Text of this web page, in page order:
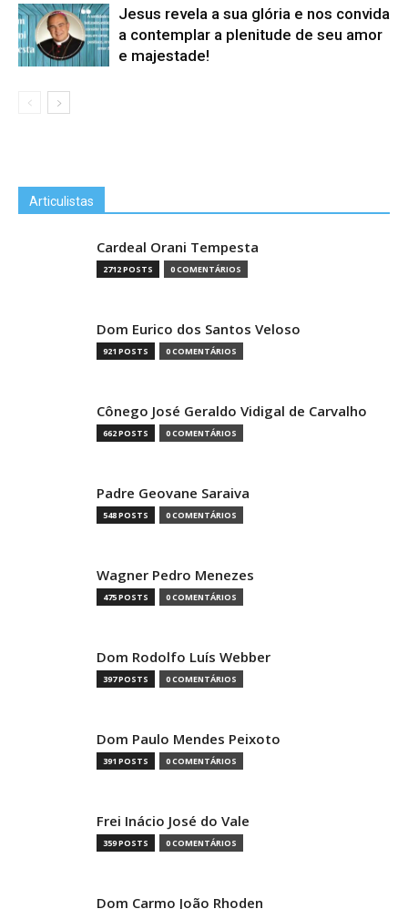
Jesus revela a sua glória e nos convida
a contemplar a plenitude de seu amor
e majestade!
Articulistas
Cardeal Orani Tempesta
2712 POSTS 0 COMENTÁRIOS
Dom Eurico dos Santos Veloso
921 POSTS 0 COMENTÁRIOS
Cônego José Geraldo Vidigal de Carvalho
662 POSTS 0 COMENTÁRIOS
Padre Geovane Saraiva
548 POSTS 0 COMENTÁRIOS
Wagner Pedro Menezes
475 POSTS 0 COMENTÁRIOS
Dom Rodolfo Luís Webber
397 POSTS 0 COMENTÁRIOS
Dom Paulo Mendes Peixoto
391 POSTS 0 COMENTÁRIOS
Frei Inácio José do Vale
359 POSTS 0 COMENTÁRIOS
Dom Carmo João Rhoden